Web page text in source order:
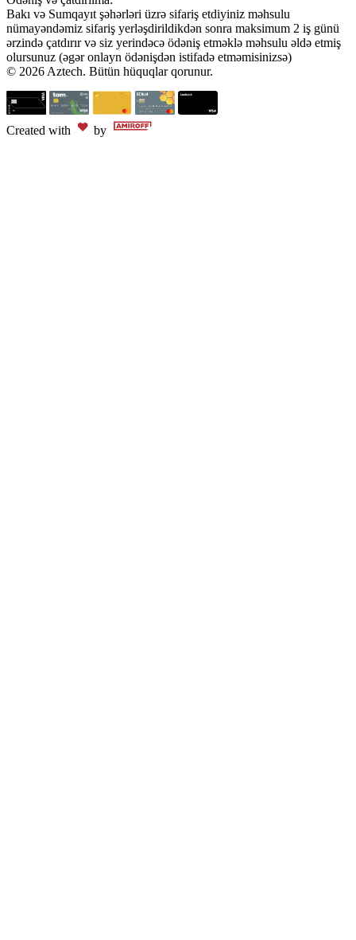
Bakı və Sumqayıt şəhərləri üzrə sifariş etdiyiniz məhsulu
nümayəndəmiz sifariş yerləşdirildikdən sonra maksimum 2 iş günü
ərzində çatdırır və siz yerindəcə ödəniş etməklə məhsulu əldə etmiş
olursunuz (əgər onlayn ödənişdən istifadə etməmisinizsə)
© 2026 Aztech. Bütün hüquqlar qorunur.
Created with by